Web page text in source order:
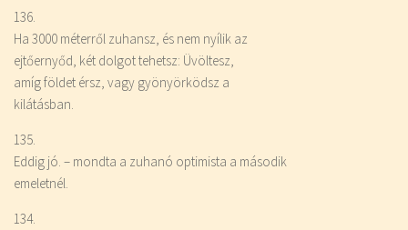
136.
Ha 3000 méterről zuhansz, és nem nyílik az
ejtőernyőd, két dolgot tehetsz: Üvöltesz,
amíg földet érsz, vagy gyönyörködsz a
kilátásban.
135.
Eddig jó. – mondta a zuhanó optimista a második
emeletnél.
134.